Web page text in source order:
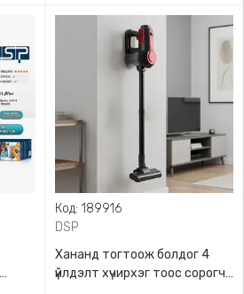
Код: 189916
DSP
Хананд тогтоож болдог 4
үйлдэлт хүчирхэг тоос сорогч,